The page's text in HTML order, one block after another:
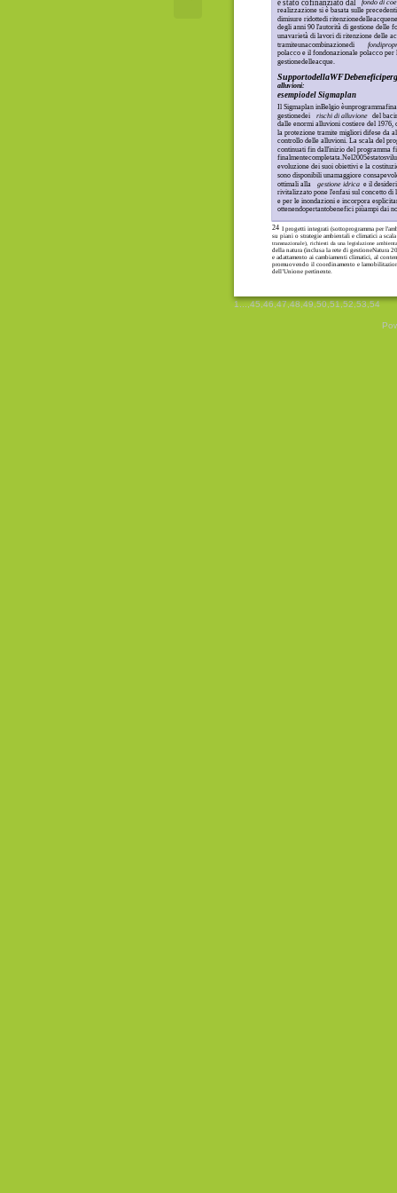
24 I progetti integrati (sottoprogramma per
su piani o strategie ambientali e climatici a
transnazionale), richiesti da una legislazione
della natura (inclusa la rete di gestioneNatura
e adattamento ai cambiamenti climatici, al
promuovendo il coordinamento e
dell’Unione pertinente.
è stato cofinanziato dal
fondo di
realizzazione si è basata sulle
dimisure ridottedi
degli anni 90 l'autorità di gestione delle
unavarietà di lavori di ritenzione delle
tramiteunacombinazionedi
polacco e il fondonazionale polacco per
gestionedelleacque.
alluvioni:
esempiodel Sigmaplan
Il Sigmaplan inBelgio
gestionedei
rischi di alluvione
del
dalle enormi alluvioni costiere del 1976,
la protezione tramite migliori difese da
controllo delle alluvioni. La scala del
continuati fin dall'inizio del programma
evoluzione dei suoi obiettivi e la
sono disponibili unamaggiore
ottimali alla
gestione idrica e il
rivitalizzato pone l'enfasi sul concetto
e per le inondazioni e incorpora
ottenendopertantobenefici piùampi dai
1...,45,46,47,48,49,50,51,52,53,54